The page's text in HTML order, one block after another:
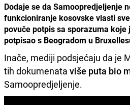
Dodaje se da Samoopredjeljenje
funkcioniranje kosovske vlasti
povuče potpis sa sporazuma
potpisao s Beogradom u
Inače, mediji podsjećaju da je
tih dokumenata više puta bio
Samoopredjeljenje.